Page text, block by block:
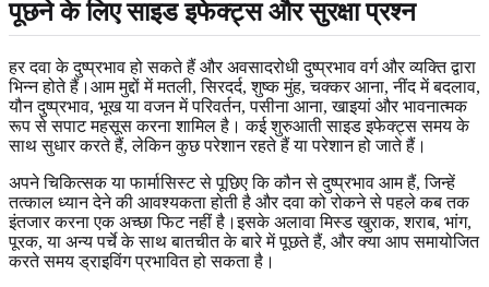
पूछने के लिए साइड इफेक्ट्स और सुरक्षा प्रश्न
हर दवा के दुष्प्रभाव हो सकते हैं और अवसादरोधी दुष्प्रभाव वर्ग और व्यक्ति द्वारा
भिन्न होते हैं।आम मुद्दों में मतली, सिरदर्द, शुष्क मुंह, चक्कर आना, नींद में बदलाव,
यौन दुष्प्रभाव, भूख या वजन में परिवर्तन, पसीना आना, खाइयां और भावनात्मक
रूप से सपाट महसूस करना शामिल है। कई शुरुआती साइड इफेक्ट्स समय के
साथ सुधार करते हैं, लेकिन कुछ परेशान रहते हैं या परेशान हो जाते हैं।
अपने चिकित्सक या फार्मासिस्ट से पूछिए कि कौन से दुष्प्रभाव आम हैं, जिन्हें
तत्काल ध्यान देने की आवश्यकता होती है और दवा को रोकने से पहले कब तक
इंतजार करना एक अच्छा फिट नहीं है।इसके अलावा मिस्ड खुराक, शराब, भांग,
पूरक, या अन्य पर्चे के साथ बातचीत के बारे में पूछते हैं, और क्या आप समायोजित
करते समय ड्राइविंग प्रभावित हो सकता है।